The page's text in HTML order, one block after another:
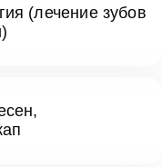
(лечение зубов